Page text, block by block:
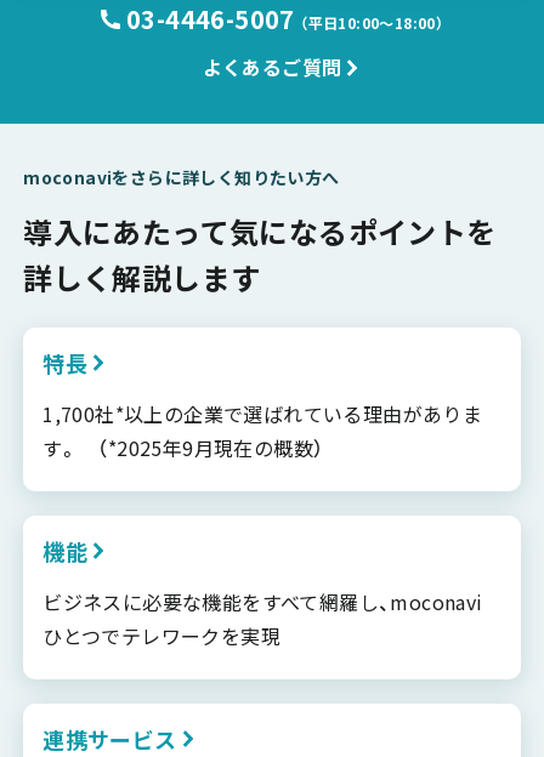
03-4446-5007 （平日10:00〜18:00）
よくあるご質問
moconaviをさらに詳しく知りたい方へ
導入にあたって気になるポイントを
詳しく解説します
特長
1,700社*以上の企業で選ばれている理由がありま
す。 （*2025年9月現在の概数）
機能
ビジネスに必要な機能をすべて網羅し、moconavi
ひとつでテレワークを実現
連携サービス